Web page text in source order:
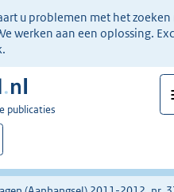
u problemen met het zoeken
werken aan een oplossing.
publicaties